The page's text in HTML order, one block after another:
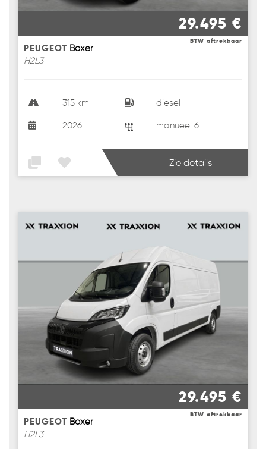
29.495 €
BTW aftrekbaar
PEUGEOT Boxer
H2L3
315 km diesel
2026 manueel 6
Zie details
29.495 €
BTW aftrekbaar
PEUGEOT Boxer
H2L3